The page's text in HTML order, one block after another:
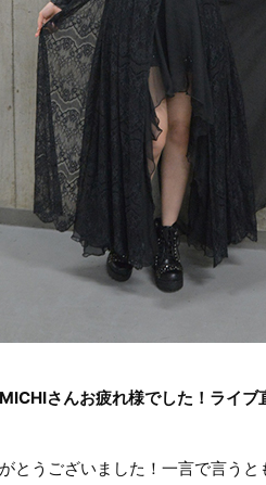
さんお疲れ様でした！ライブ
とうございました！一言で言うと